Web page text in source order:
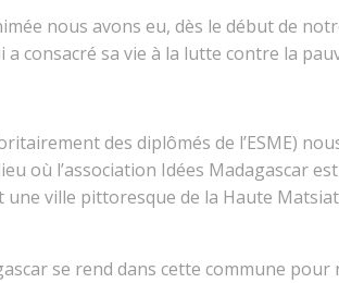
nous avons eu, dès le début de
consacré sa vie à la lutte contre la
des diplômés de l’ESME)
où l’association Idées Madagascar
ville pittoresque de la Haute
se rend dans cette commune